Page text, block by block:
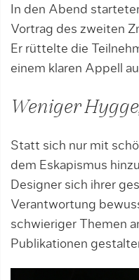
In den Abend
Vortrag des zweiten
Er rüttelte die
einem klaren Appell
Weniger
Statt sich nur mit
dem Eskapismus
Designer sich ihrer
Verantwortung
schwieriger Themen
Publikationen